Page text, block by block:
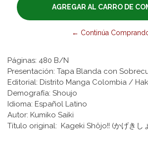
← Continúa
Páginas: 480 B/N
Presentación: Tapa Blanda con
Editorial: Distrito Manga Colombia /
Demografía: Shoujo
Idioma: Español Latino
Autor: Kumiko Saiki
Título original: Kageki Shôjo!! (かげきし